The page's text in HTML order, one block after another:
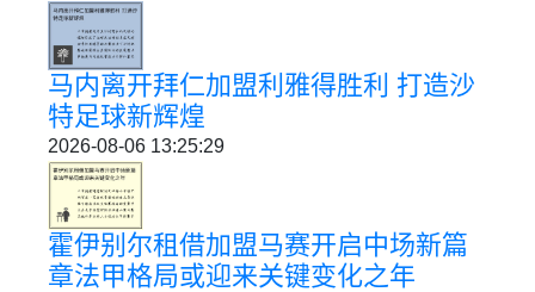
马内离开拜仁加盟利雅得胜利 打造沙
特足球新辉煌
2026-08-06 13:25:29
霍伊别尔租借加盟马赛开启中场新篇
章法甲格局或迎来关键变化之年